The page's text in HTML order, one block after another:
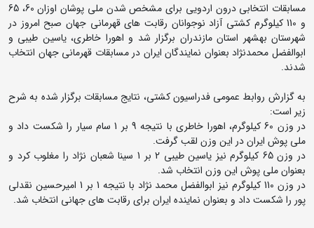
مسابقات انتخابی درون اردویی برای مشخص شدن ملی پوشان اوزان 60، 65
و 110 کیلوگرم کشتی آزاد نوجوانان رقابت های قهرمانی جهان صبح امروز در
شهرستان بهشهر استان مازندران برگزار شد و اهورا خاطری، یاسین طیبی و
ابوالفضل محمدنژاد بعنوان نمایندگان ایران در مسابقات قهرمانی جهان انتخاب
شدند.
به گزارش روابط عمومی فدراسیون کشتی، نتایج مسابقات برگزار شده به شرح
زیر است:
در وزن 60 کیلوگرم، اهورا خاطری با نتیجه 9 بر 1 سام سیار را شکست داد و
ملی پوش ایران در این وزن لقب گرفت.
در وزن 65 کیلوگرم نیز یاسین طیبی 2 بر 1 سینا شعبان نژاد را مغلوب کرد و
بعنوان ملی پوش این وزن انتخاب شد.
در وزن 110 کیلوگرم نیز ابوالفضل محمد نژاد با نتیجه 1 بر 1 امیرحسین نقدلی
پور را شکست داد و بعنوان نماینده ایران برای رقابت های جهانی انتخاب شد.